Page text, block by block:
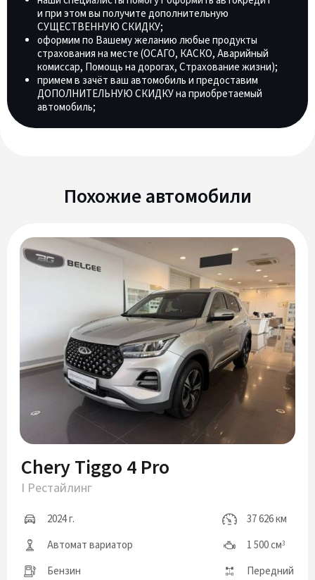
и при этом вы получите дополнительную
СУЩЕСТВЕННУЮ СКИДКУ;
оформим по Вашему желанию любые продукты
страхования на месте (ОСАГО, КАСКО, Аварийный
комиссар, Помощь на дорогах, Страхование жизни);
примем в зачёт ваш автомобиль и предоставим
ДОПОЛНИТЕЛЬНУЮ СКИДКУ на приобретаемый
автомобиль;
Похожие автомобили
Chery Tiggo 4 Pro
I Рестайлинг
2024 г.
37 626 км
Автомат вариатор
1 500 см3
Бензин Передний